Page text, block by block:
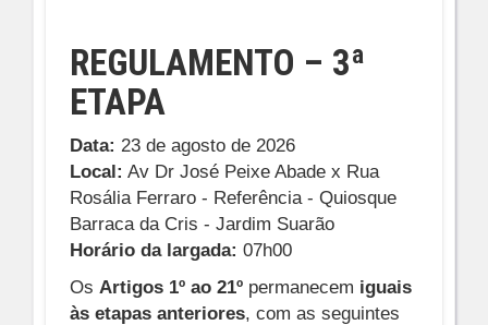
REGULAMENTO – 3ª
ETAPA
Data: 23 de agosto de 2026
Local: Av Dr José Peixe Abade x Rua
Rosália Ferraro - Referência - Quiosque
Barraca da Cris - Jardim Suarão
Horário da largada: 07h00
Os Artigos 1º ao 21º permanecem iguais
às etapas anteriores, com as seguintes